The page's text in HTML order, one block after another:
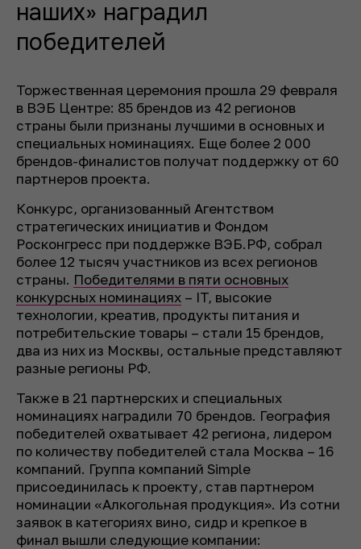
наших» наградил
победителей
Торжественная церемония прошла 29 февраля
в ВЭБ Центре: 85 брендов из 42 регионов
страны были признаны лучшими в основных и
специальных номинациях. Еще более 2 000
брендов-финалистов получат поддержку от 60
партнеров проекта.
Конкурс, организованный Агентством
стратегических инициатив и Фондом
Росконгресс при поддержке ВЭБ.РФ, собрал
более 12 тысяч участников из всех регионов
страны. Победителями в пяти основных
конкурсных номинациях – IT, высокие
технологии, креатив, продукты питания и
потребительские товары – стали 15 брендов,
два из них из Москвы, остальные представляют
разные регионы РФ.
Также в 21 партнерских и специальных
номинациях наградили 70 брендов. География
победителей охватывает 42 региона, лидером
по количеству победителей стала Москва – 16
компаний. Группа компаний Simple
присоединилась к проекту, став партнером
номинации «Алкогольная продукция». Из сотни
заявок в категориях вино, сидр и крепкое в
финал вышли следующие компании: